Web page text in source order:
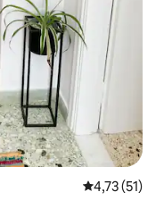
4,73 (51)